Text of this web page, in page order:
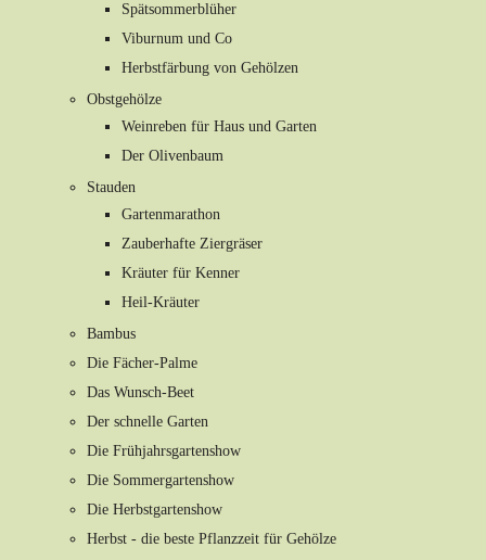
Spätsommerblüher
Viburnum und Co
Herbstfärbung von Gehölzen
Obstgehölze
Weinreben für Haus und Garten
Der Olivenbaum
Stauden
Gartenmarathon
Zauberhafte Ziergräser
Kräuter für Kenner
Heil-Kräuter
Bambus
Die Fächer-Palme
Das Wunsch-Beet
Der schnelle Garten
Die Frühjahrsgartenshow
Die Sommergartenshow
Die Herbstgartenshow
Herbst - die beste Pflanzzeit für Gehölze